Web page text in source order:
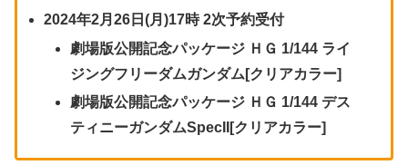
2024年2月26日(月)17時2次予約受付
劇場版公開記念パッケージ ＨＧ 1/144 ライ
ジングフリーダムガンダム[クリアカラー]
劇場版公開記念パッケージ ＨＧ 1/144 デス
ティニーガンダムSpecII[クリアカラー]